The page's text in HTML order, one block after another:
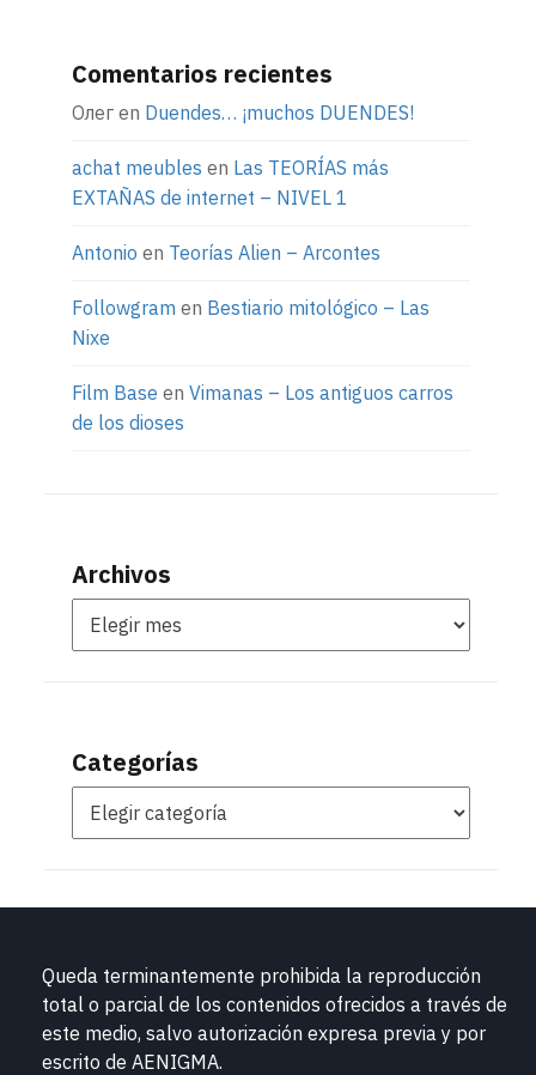
Comentarios recientes
Олег en Duendes… ¡muchos DUENDES!
achat meubles en Las TEORÍAS más
EXTAÑAS de internet – NIVEL 1
Antonio en Teorías Alien – Arcontes
Followgram en Bestiario mitológico – Las
Nixe
Film Base en Vimanas – Los antiguos carros
de los dioses
Archivos
Categorías
Queda terminantemente prohibida la reproducción
total o parcial de los contenidos ofrecidos a través de
este medio, salvo autorización expresa previa y por
escrito de AENIGMA.